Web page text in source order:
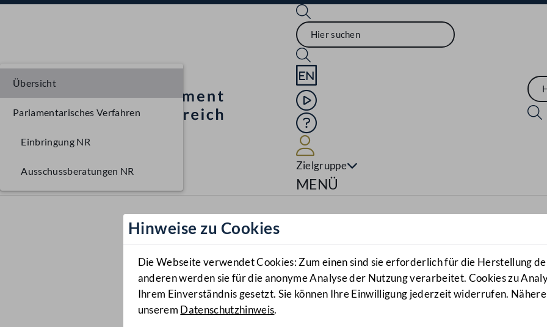
Sprache English
Mediathek
Hilfe
Zielgruppe
Navigationsmenü öffnen
MENÜ
Hinweise zu Cookies
Die Webseite verwendet Cookies: Zum einen sind sie erforderlich für die Herstellung
anderen werden sie für die anonyme Analyse der Nutzung verarbeitet. Cookies zu
Ihrem Einverständnis gesetzt. Sie können Ihre Einwilligung jederzeit widerrufen.
unserem Datenschutzhinweis.
Übersicht
Parlamentarisches Verfahren
Einbringung NR
Ausschussberatungen NR